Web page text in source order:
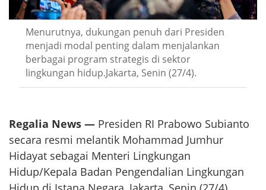
Menurutnya, dukungan penuh dari Presiden
menjadi modal penting dalam menjalankan
berbagai program strategis di sektor
lingkungan hidup.Jakarta, Senin (27/4).
Regalia News — Presiden RI Prabowo Subianto
secara resmi melantik Mohammad Jumhur
Hidayat sebagai Menteri Lingkungan
Hidup/Kepala Badan Pengendalian Lingkungan